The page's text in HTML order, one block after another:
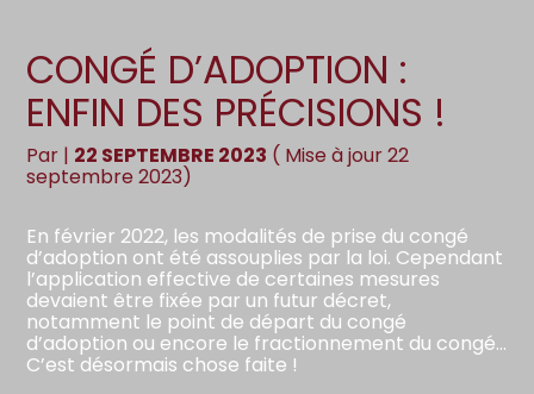
CONGÉ D’ADOPTION :
ENFIN DES PRÉCISIONS !
Par | 22 SEPTEMBRE 2023 ( Mise à jour 22
septembre 2023)
En février 2022, les modalités de prise du congé
d’adoption ont été assouplies par la loi. Cependant
l’application effective de certaines mesures
devaient être fixée par un futur décret,
notamment le point de départ du congé
d’adoption ou encore le fractionnement du congé…
C’est désormais chose faite !